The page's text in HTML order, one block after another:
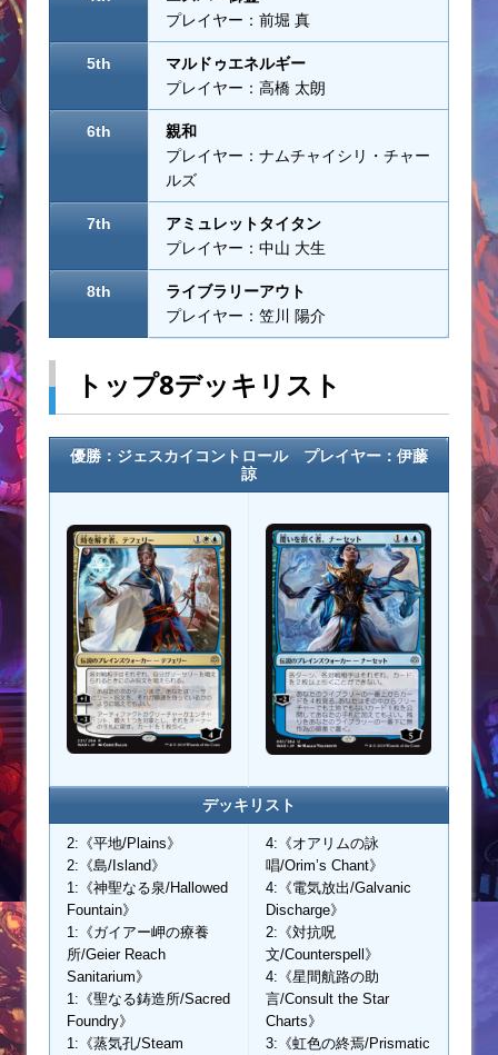
プレイヤー：前堀 真
5th
マルドゥエネルギー
プレイヤー：高橋 太朗
6th
親和
プレイヤー：ナムチャイシリ・チャー
ルズ
7th
アミュレットタイタン
プレイヤー：中山 大生
8th
ライブラリーアウト
プレイヤー：笠川 陽介
トップ8デッキリスト
優勝：ジェスカイコントロール プレイヤー：伊藤
諒
デッキリスト
2:《平地/Plains》
2:《島/Island》
1:《神聖なる泉/Hallowed
Fountain》
1:《ガイアー岬の療養
所/Geier Reach
Sanitarium》
1:《聖なる鋳造所/Sacred
Foundry》
1:《蒸気孔/Steam
4:《オアリムの詠
唱/Orim’s Chant》
4:《電気放出/Galvanic
Discharge》
2:《対抗呪
文/Counterspell》
4:《星間航路の助
言/Consult the Star
Charts》
3:《虹色の終焉/Prismatic